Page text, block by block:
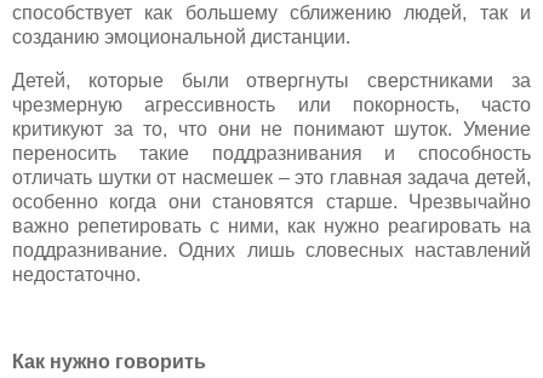
способствует как большему сближению людей, так и
созданию эмоциональной дистанции.
Детей, которые были отвергнуты сверстниками за
чрезмерную агрессивность или покорность, часто
критикуют за то, что они не понимают шуток. Умение
переносить такие поддразнивания и способность
отличать шутки от насмешек – это главная задача детей,
особенно когда они становятся старше. Чрезвычайно
важно репетировать с ними, как нужно реагировать на
поддразнивание. Одних лишь словесных наставлений
недостаточно.
Как нужно говорить